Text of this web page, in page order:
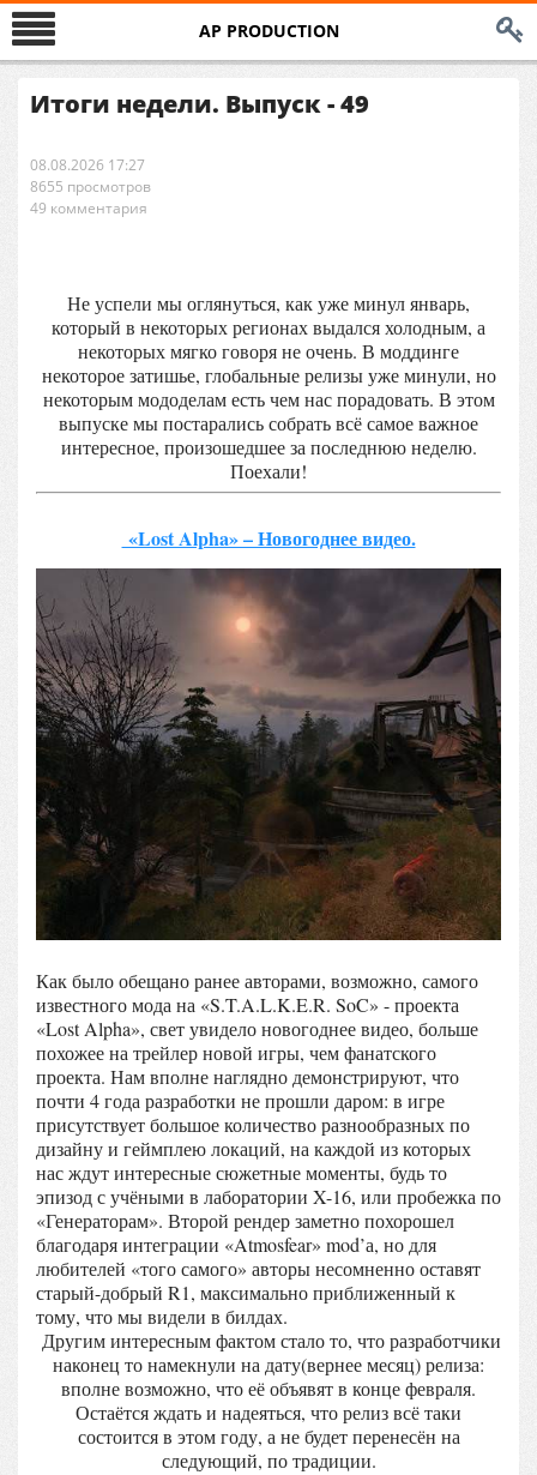
AP PRODUCTION
Итоги недели. Выпуск - 49
08.08.2026 17:27
8655 просмотров
49 комментария
Не успели мы оглянуться, как уже минул январь,
который в некоторых регионах выдался холодным, а
некоторых мягко говоря не очень. В моддинге
некоторое затишье, глобальные релизы уже минули, но
некоторым мододелам есть чем нас порадовать. В этом
выпуске мы постарались собрать всё самое важное
интересное, произошедшее за последнюю неделю.
Поехали!
«Lost Alpha» – Новогоднее видео.
Как было обещано ранее авторами, возможно, самого
известного мода на «S.T.A.L.K.E.R. SoC» - проекта
«Lost Alpha», свет увидело новогоднее видео, больше
похожее на трейлер новой игры, чем фанатского
проекта. Нам вполне наглядно демонстрируют, что
почти 4 года разработки не прошли даром: в игре
присутствует большое количество разнообразных по
дизайну и геймплею локаций, на каждой из которых
нас ждут интересные сюжетные моменты, будь то
эпизод с учёными в лаборатории X-16, или пробежка по
«Генераторам». Второй рендер заметно похорошел
благодаря интеграции «Atmosfear» mod’а, но для
любителей «того самого» авторы несомненно оставят
старый-добрый R1, максимально приближенный к
тому, что мы видели в билдах.
Другим интересным фактом стало то, что разработчики
наконец то намекнули на дату(вернее месяц) релиза:
вполне возможно, что её объявят в конце февраля.
Остаётся ждать и надеяться, что релиз всё таки
состоится в этом году, а не будет перенесён на
следующий, по традиции.